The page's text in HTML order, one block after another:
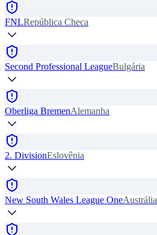
FNLRepública Checa
Second Professional LeagueBulgária
Oberliga BremenAlemanha
2. DivisionEslovênia
New South Wales League OneAustrália